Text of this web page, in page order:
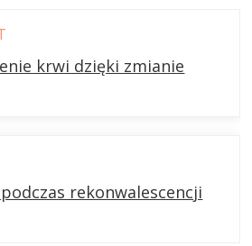
krwi dzięki zmianie
rekonwalescencji